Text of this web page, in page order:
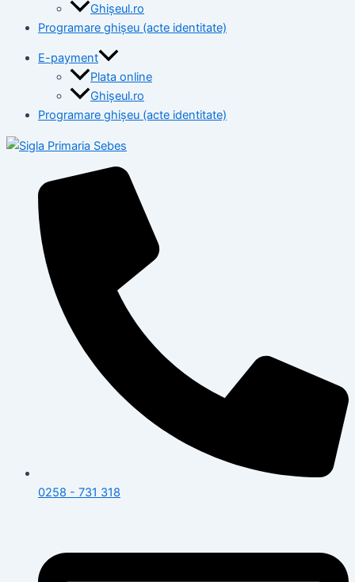
Ghișeul.ro
Programare ghișeu (acte identitate)
E-payment
Plata online
Ghișeul.ro
Programare ghișeu (acte identitate)
0258 - 731 318